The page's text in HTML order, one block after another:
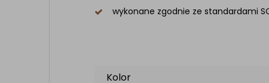
wykonane zgodnie ze standardami
Kolor